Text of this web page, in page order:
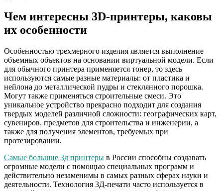
Чем интересны 3D-принтеры, каковы
их особенности
Особенностью трехмерного изделия является выполнение
объемных объектов на основании виртуальной модели. Если
для обычного принтера применяется тонер, то здесь
используются самые разные материалы: от пластика и
нейлона до металлической пудры и стеклянного порошка.
Могут также применяться строительные смеси. Это
уникальное устройство прекрасно подходит для создания
твердых моделей различной сложности: географических карт,
сувениров, предметов для строительства и инженерии, а
также для получения элементов, требуемых при
протезировании.
Самые большие 3д принтеры в России способны создавать
огромные модели с помощью специальных программ и
действительно незаменимы в самых разных сферах науки и
деятельности. Технология 3Д-печати часто используется в